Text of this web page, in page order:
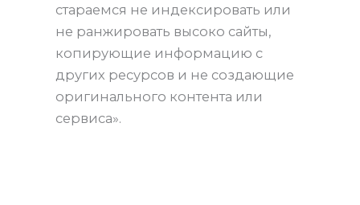
стараемся не индексировать или
не ранжировать высоко сайты,
копирующие информацию с
других ресурсов и не создающие
оригинального контента или
сервиса».